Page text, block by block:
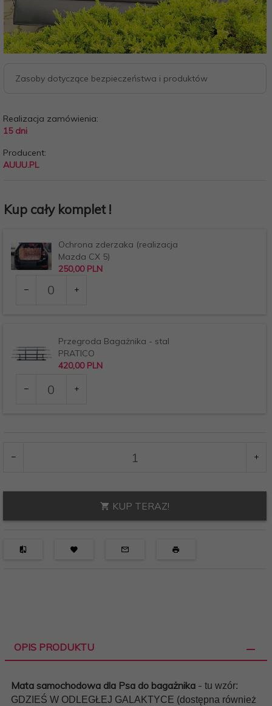
Zasoby dotyczące bezpieczeństwa i produktów
Realizacja zamówienia:
15 dni
Producent:
AUUU.PL
Kup cały komplet !
Ochrona zderzaka (realizacja
Mazda CX 5)
250,00 PLN
dla
Przegroda Bagażnika - stal
PRATICO
420,00 PLN
dla
KUP TERAZ!
OPIS PRODUKTU
Mata samochodowa dla Psa do bagażnika - tu wzór:
GDZIEŚ W ODLEGŁEJ GALAKTYCE (dostępna również